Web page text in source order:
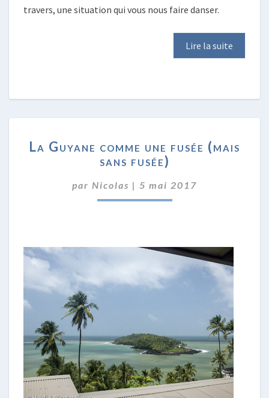
travers, une situation qui vous nous faire danser.
Lire la suite
GUYANE
COMME
FUSÉE
(MAIS
La Guyane comme une fusée (mais
sans fusée)
par Nicolas | 5 mai 2017